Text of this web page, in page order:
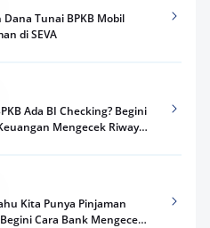
Tunai BPKB Mobil
di SEVA
Ada BI Checking? Begini
Mengecek Riwayat
Kita Punya Pinjaman
Cara Bank Mengecek